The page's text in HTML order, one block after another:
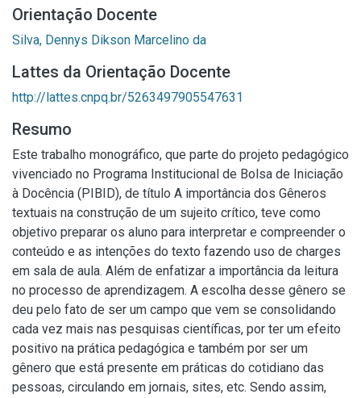
Orientação Docente
Silva, Dennys Dikson Marcelino da
Lattes da Orientação Docente
http://lattes.cnpq.br/5263497905547631
Resumo
Este trabalho monográfico, que parte do projeto pedagógico
vivenciado no Programa Institucional de Bolsa de Iniciação
à Docência (PIBID), de título A importância dos Gêneros
textuais na construção de um sujeito crítico, teve como
objetivo preparar os aluno para interpretar e compreender o
conteúdo e as intenções do texto fazendo uso de charges
em sala de aula. Além de enfatizar a importância da leitura
no processo de aprendizagem. A escolha desse gênero se
deu pelo fato de ser um campo que vem se consolidando
cada vez mais nas pesquisas científicas, por ter um efeito
positivo na prática pedagógica e também por ser um
gênero que está presente em práticas do cotidiano das
pessoas, circulando em jornais, sites, etc. Sendo assim,